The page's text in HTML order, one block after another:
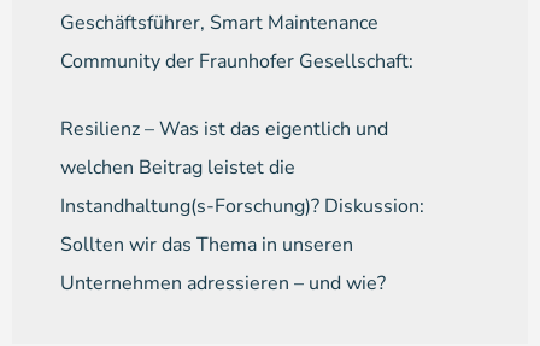
Geschäftsführer, Smart Maintenance
Community der Fraunhofer Gesellschaft:
Resilienz – Was ist das eigentlich und
welchen Beitrag leistet die
Instandhaltung(s-Forschung)? Diskussion:
Sollten wir das Thema in unseren
Unternehmen adressieren – und wie?